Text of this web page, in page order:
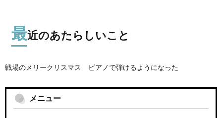
最近のあたらしいこと
戦場のメリークリスマス ピアノで弾けるようになった
メニュー